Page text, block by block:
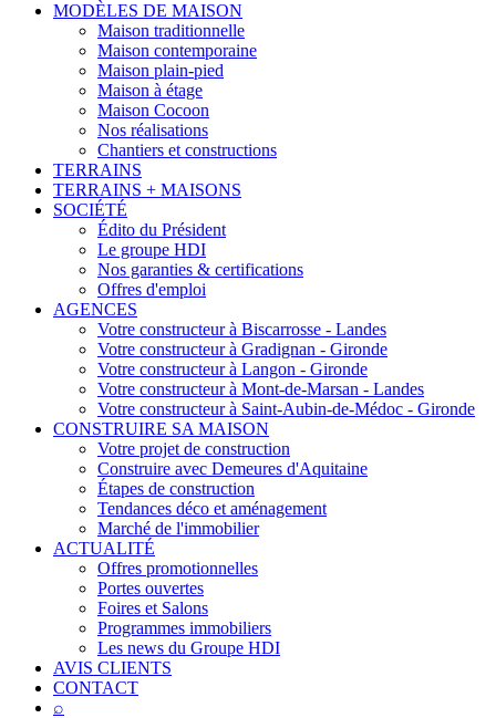
MODÈLES DE MAISON
Maison traditionnelle
Maison contemporaine
Maison plain-pied
Maison à étage
Maison Cocoon
Nos réalisations
Chantiers et constructions
TERRAINS
TERRAINS + MAISONS
SOCIÉTÉ
Édito du Président
Le groupe HDI
Nos garanties & certifications
Offres d'emploi
AGENCES
Votre constructeur à Biscarrosse - Landes
Votre constructeur à Gradignan - Gironde
Votre constructeur à Langon - Gironde
Votre constructeur à Mont-de-Marsan - Landes
Votre constructeur à Saint-Aubin-de-Médoc - Gironde
CONSTRUIRE SA MAISON
Votre projet de construction
Construire avec Demeures d'Aquitaine
Étapes de construction
Tendances déco et aménagement
Marché de l'immobilier
ACTUALITÉ
Offres promotionnelles
Portes ouvertes
Foires et Salons
Programmes immobiliers
Les news du Groupe HDI
AVIS CLIENTS
CONTACT
⌕